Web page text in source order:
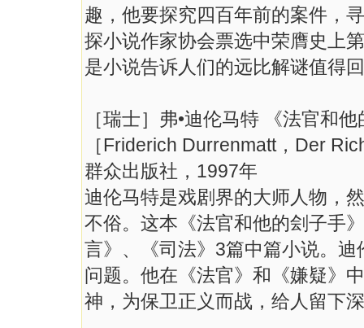
趣，他要探究四百年前的案件，
探小说作家协会票选中荣膺史上
是小说告诉人们的远比解谜值得
［瑞士］弗•迪伦马特 《法官和
［Friderich Durrenmatt，Der
群众出版社，1997年
迪伦马特是戏剧界的大师人物，
不俗。这本《法官和他的刽子手
言》、《司法》3篇中篇小说。
问题。他在《法官》和《嫌疑》
神，为保卫正义而战，给人留下